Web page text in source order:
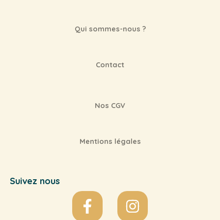
Qui sommes-nous ?
Contact
Nos CGV
Mentions légales
Suivez nous